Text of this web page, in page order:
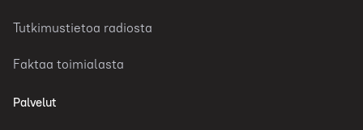
Tutkimustietoa radiosta
Faktaa toimialasta
Palvelut